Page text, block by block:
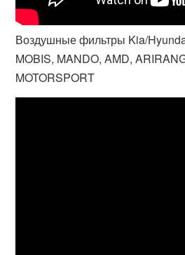
Воздушные фильтры Kia/
MOBIS, MANDO, AMD,
MOTORSPORT